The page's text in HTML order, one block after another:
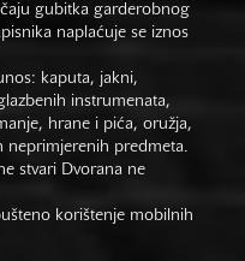
gubitka garderobnog
naplaćuje se iznos
kaputa, jakni,
instrumenata,
hrane i pića, oružja,
neprimjerenih predmeta.
stvari Dvorana ne
korištenje mobilnih